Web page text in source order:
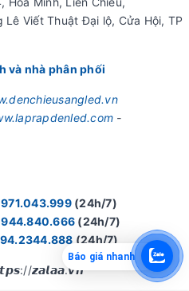
Viết Thuật Đại lộ, Cửa Hội, TP
và nhà phân phối
-
(24h/7)
(24h/7)
(24h/7)
𝙯𝙖𝙡𝙖𝙖.𝙫𝙣
Báo giá nhanh